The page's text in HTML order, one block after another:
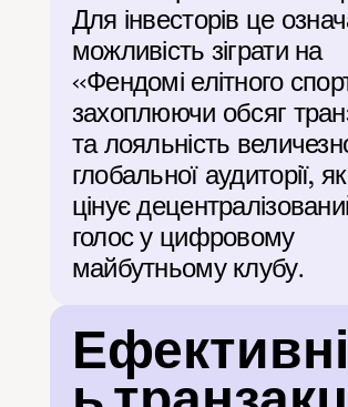
Для інвесторів це
можливість зіграти на
«Фендомі елітного
захоплюючи обсяг
та лояльність
глобальної аудиторії,
цінує
голос у цифровому
майбутньому клубу.